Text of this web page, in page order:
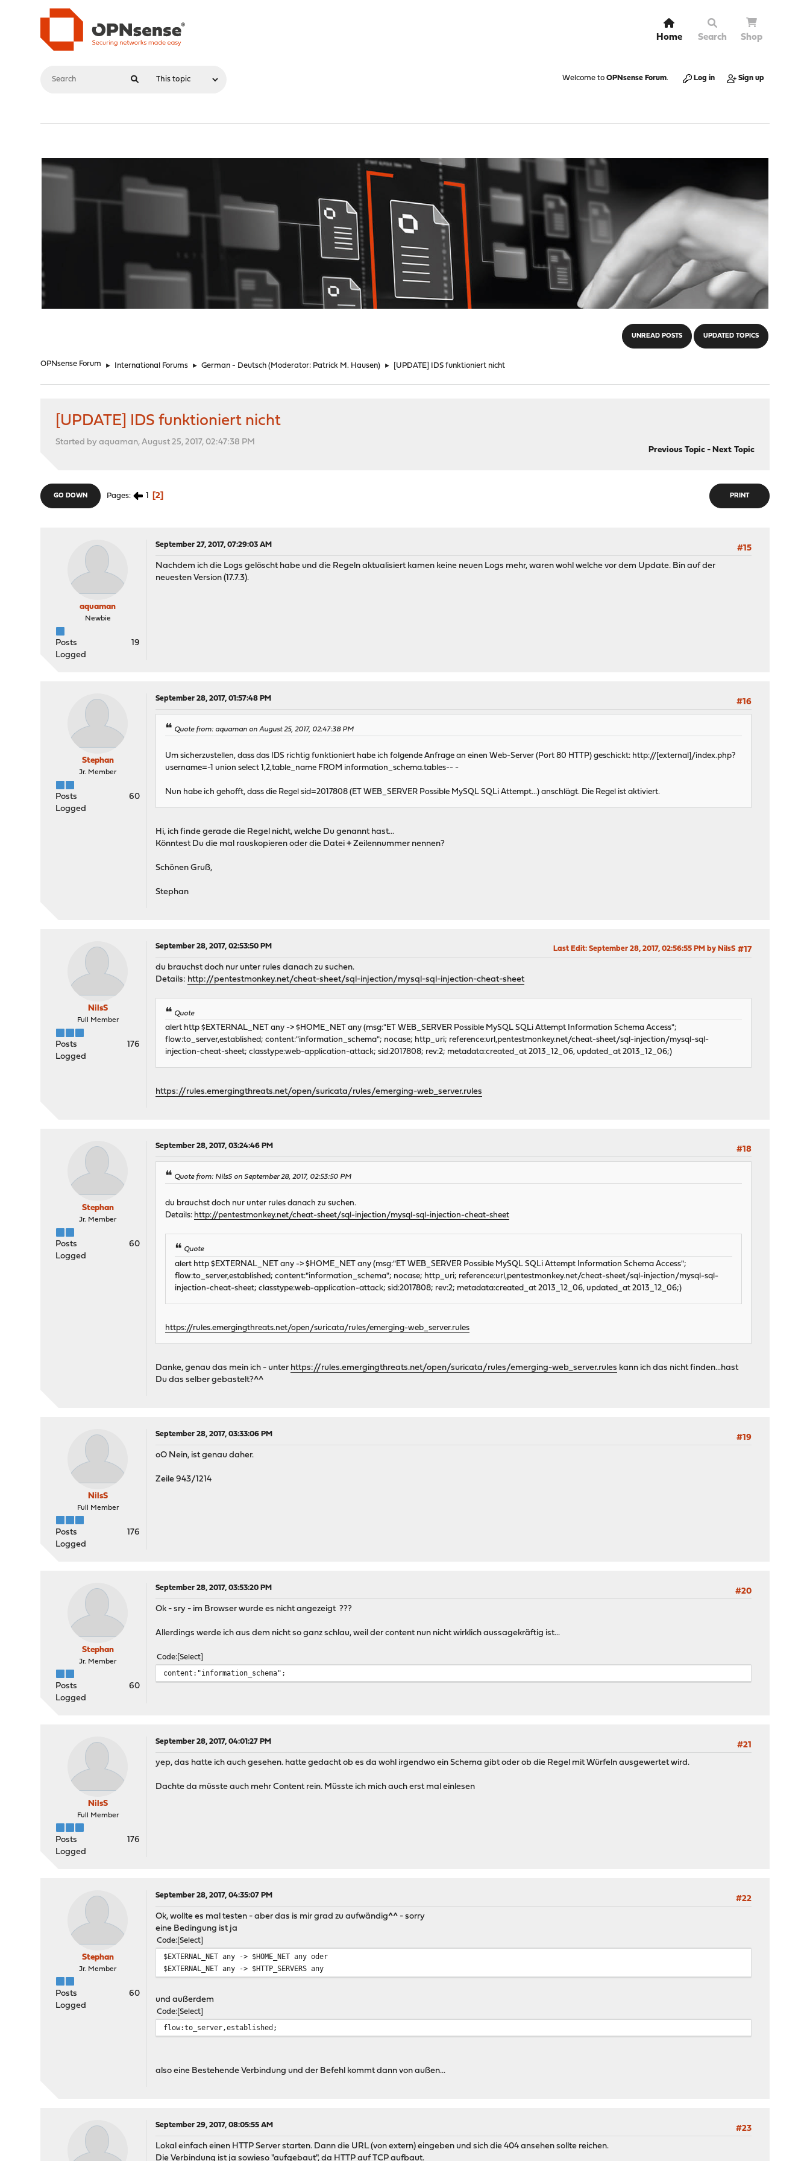
Home Search Shop
Welcome to OPNsense Forum. Log in Sign up
UNREAD POSTS UPDATED TOPICS
OPNsense Forum ► International Forums ► German - Deutsch (Moderator: Patrick M. Hausen) ► [UPDATE] IDS funktioniert nicht
[UPDATE] IDS funktioniert nicht
Started by aquaman, August 25, 2017, 02:47:38 PM
Previous Topic- Next Topic
PRINT
GO DOWN Pages 1 2
aquaman
Newbie
Posts
19
Logged
September 27, 2017, 07:29:03 AM
#15
Nachdem ich die Logs gelöscht habe und die Regeln aktualisiert kamen keine neuen Logs mehr, waren wohl welche vor dem Update. Bin auf der
neuesten Version (17.7.3).
Stephan
Jr. Member
Posts
60
Logged
September 28, 2017, 01:57:48 PM #16
Quote from: aquaman on August 25, 2017, 02:47:38 PM
Um sicherzustellen, dass das IDS richtig funktioniert habe ich folgende Anfrage an einen Web-Server (Port 80 HTTP) geschickt: http://[external]/index.php?
username=-1 union select 1,2,table_name FROM information_schema.tables-- -
Nun habe ich gehofft, dass die Regel sid=2017808 (ET WEB_SERVER Possible MySQL SQLi Attempt...) anschlägt. Die Regel ist aktiviert.
Hi, ich finde gerade die Regel nicht, welche Du genannt hast...
Könntest Du die mal rauskopieren oder die Datei + Zeilennummer nennen?
Schönen Gruß,
Stephan
NilsS
Full Member
Posts
176
Logged
September 28, 2017, 02:53:50 PM #17
Last Edit: September 28, 2017, 02:56:55 PM by NilsS
du brauchst doch nur unter rules danach zu suchen.
Details: http://pentestmonkey.net/cheat-sheet/sql-injection/mysql-sql-injection-cheat-sheet
Quote
alert http $EXTERNAL_NET any -> $HOME_NET any (msg:"ET WEB_SERVER Possible MySQL SQLi Attempt Information Schema Access";
flow:to_server,established; content:"information_schema"; nocase; http_uri; reference:url,pentestmonkey.net/cheat-sheet/sql-injection/mysql-sql-
injection-cheat-sheet; classtype:web-application-attack; sid:2017808; rev:2; metadata:created_at 2013_12_06, updated_at 2013_12_06;)
https://rules.emergingthreats.net/open/suricata/rules/emerging-web_server.rules
Stephan
Jr. Member
Posts
60
Logged
September 28, 2017, 03:24:46 PM #18
Quote from: NilsS on September 28, 2017, 02:53:50 PM
du brauchst doch nur unter rules danach zu suchen.
Details: http://pentestmonkey.net/cheat-sheet/sql-injection/mysql-sql-injection-cheat-sheet
Quote
alert http $EXTERNAL_NET any -> $HOME_NET any (msg:"ET WEB_SERVER Possible MySQL SQLi Attempt Information Schema Access";
flow:to_server,established; content:"information_schema"; nocase; http_uri; reference:url,pentestmonkey.net/cheat-sheet/sql-injection/mysql-sql-
injection-cheat-sheet; classtype:web-application-attack; sid:2017808; rev:2; metadata:created_at 2013_12_06, updated_at 2013_12_06;)
https://rules.emergingthreats.net/open/suricata/rules/emerging-web_server.rules
Danke, genau das mein ich - unter https://rules.emergingthreats.net/open/suricata/rules/emerging-web_server.rules kann ich das nicht finden...hast
Du das selber gebastelt?^^
NilsS
Full Member
Posts
176
Logged
September 28, 2017, 03:33:06 PM
#19
oO Nein, ist genau daher.
Zeile 943/1214
Stephan
Jr. Member
Posts
60
Logged
September 28, 2017, 03:53:20 PM
#20
Ok - sry - im Browser wurde es nicht angezeigt ???
Allerdings werde ich aus dem nicht so ganz schlau, weil der content nun nicht wirklich aussagekräftig ist...
Code Select
content:"information_schema";
NilsS
Full Member
Posts
176
Logged
September 28, 2017, 04:01:27 PM
#21
yep, das hatte ich auch gesehen. hatte gedacht ob es da wohl irgendwo ein Schema gibt oder ob die Regel mit Würfeln ausgewertet wird.
Dachte da müsste auch mehr Content rein. Müsste ich mich auch erst mal einlesen
Stephan
Jr. Member
Posts
60
Logged
September 28, 2017, 04:35:07 PM
#22
Ok, wollte es mal testen - aber das is mir grad zu aufwändig^^ - sorry
eine Bedingung ist ja
Code Select
$EXTERNAL_NET any -> $HOME_NET any oder
$EXTERNAL_NET any -> $HTTP_SERVERS any
und außerdem
Code Select
flow:to_server,established;
also eine Bestehende Verbindung und der Befehl kommt dann von außen...
September 29, 2017, 08:05:55 AM
#23
Lokal einfach einen HTTP Server starten. Dann die URL (von extern) eingeben und sich die 404 ansehen sollte reichen.
Die Verbindung ist ja sowieso "aufgebaut", da HTTP auf TCP aufbaut.